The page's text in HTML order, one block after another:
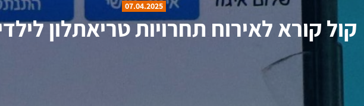
קול קורא לאירוח תחרויות טריאתלון לילדים
07.04.2025